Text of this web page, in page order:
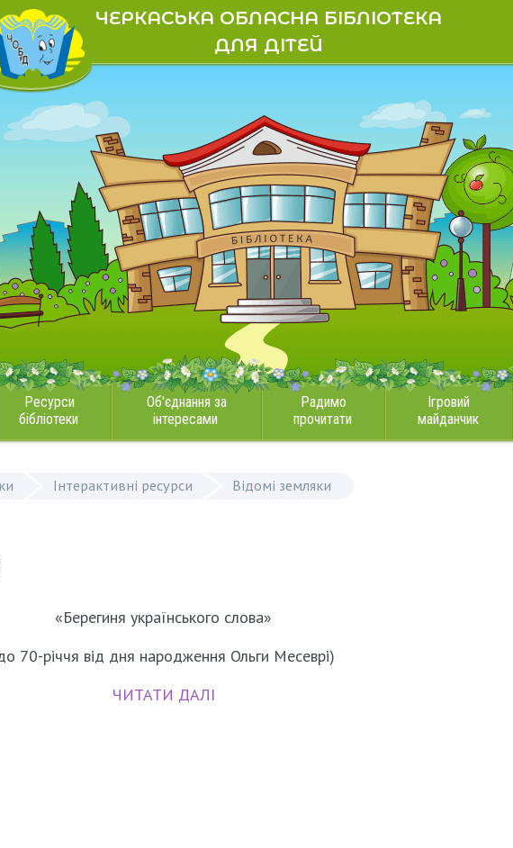
ЧЕРКАСЬКА ОБЛАСНА БІБЛІОТЕКА
ДЛЯ ДІТЕЙ
Ресурси
бібліотеки
Об'єднання за
інтересами
Радимо
прочитати
Ігровий
майданчик
Інтерактивні ресурси Відомі земляки
«Берегиня українського слова»
70-річчя від дня народження Ольги Месеврі)
ЧИТАТИ ДАЛІ